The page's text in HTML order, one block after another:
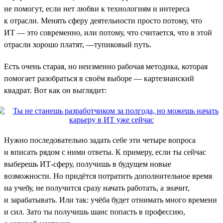
не помогут, если нет любви к технологиям и интереса
к отрасли. Менять сферу деятельности просто потому, что
ИТ — это современно, или потому, что считается, что в этой
отрасли хорошо платят, —тупиковый путь.
Есть очень старая, но неизменно рабочая методика, которая
помогает разобраться в своём выборе — картезианский
квадрат. Вот как он выглядит:
Нужно последовательно задать себе эти четыре вопроса
и вписать рядом с ними ответы. К примеру, если ты сейчас
выберешь ИТ-сферу, получишь в будущем новые
возможности. Но придётся потратить дополнительное время
на учебу, не получится сразу начать работать, а значит,
и зарабатывать. Или так: учёба будет отнимать много времени
и сил. Зато ты получишь шанс попасть в профессию,